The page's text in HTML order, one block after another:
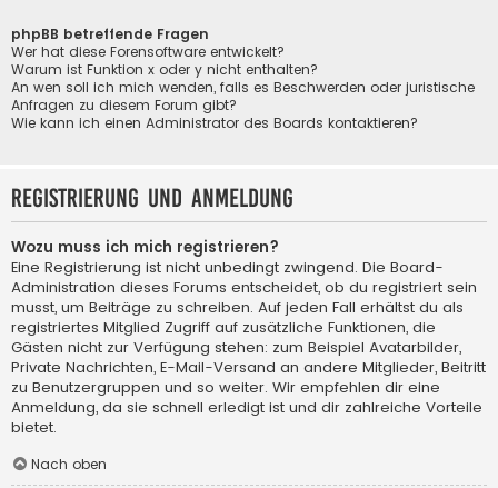
phpBB betreffende Fragen
Wer hat diese Forensoftware entwickelt?
Warum ist Funktion x oder y nicht enthalten?
An wen soll ich mich wenden, falls es Beschwerden oder juristische
Anfragen zu diesem Forum gibt?
Wie kann ich einen Administrator des Boards kontaktieren?
Registrierung und Anmeldung
Wozu muss ich mich registrieren?
Eine Registrierung ist nicht unbedingt zwingend. Die Board-
Administration dieses Forums entscheidet, ob du registriert sein
musst, um Beiträge zu schreiben. Auf jeden Fall erhältst du als
registriertes Mitglied Zugriff auf zusätzliche Funktionen, die
Gästen nicht zur Verfügung stehen: zum Beispiel Avatarbilder,
Private Nachrichten, E-Mail-Versand an andere Mitglieder, Beitritt
zu Benutzergruppen und so weiter. Wir empfehlen dir eine
Anmeldung, da sie schnell erledigt ist und dir zahlreiche Vorteile
bietet.
Nach oben